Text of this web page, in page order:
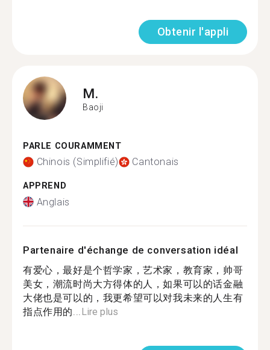
Obtenir l'appli
M.
Baoji
PARLE COURAMMENT
Chinois (Simplifié) Cantonais
APPREND
Anglais
Partenaire d'échange de conversation idéal
有爱心，最好是个哲学家，艺术家，教育家，帅哥
美女，潮流时尚大方得体的人，如果可以的话金融
大佬也是可以的，我更希望可以对我未来的人生有
指点作用的... Lire plus